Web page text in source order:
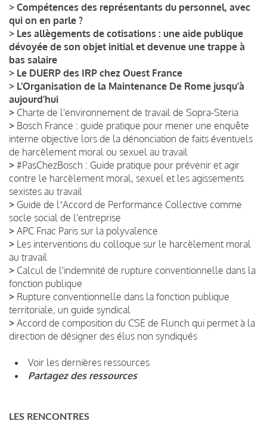
> Compétences des représentants du personnel, avec
qui on en parle ?
> Les allègements de cotisations : une aide publique
dévoyée de son objet initial et devenue une trappe à
bas salaire
> Le DUERP des IRP chez Ouest France
> L’Organisation de la Maintenance De Rome jusqu’à
aujourd’hui
> Charte de l'environnement de travail de Sopra-Steria
> Bosch France : guide pratique pour mener une enquête
interne objective lors de la dénonciation de faits éventuels
de harcèlement moral ou sexuel au travail
> #PasChezBosch : Guide pratique pour prévenir et agir
contre le harcèlement moral, sexuel et les agissements
sexistes au travail
> Guide de lʼAccord de Performance Collective comme
socle social de l'entreprise
> APC Fnac Paris sur la polyvalence
> Les interventions du colloque sur le harcèlement moral
au travail
> Calcul de l'indemnité de rupture conventionnelle dans la
fonction publique
> Rupture conventionnelle dans la fonction publique
territoriale, un guide syndical
> Accord de composition du CSE de Flunch qui permet à la
direction de désigner des élus non syndiqués
Voir les dernières ressources
Partagez des ressources
LES RENCONTRES